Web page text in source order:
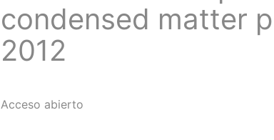
condensed matter
2012
Acceso abierto